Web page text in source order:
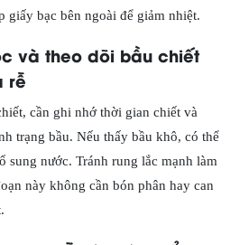
giấy bạc bên ngoài để giảm nhiệt.
và theo dõi bầu chiết
rễ
cần ghi nhớ thời gian chiết và
trạng bầu. Nếu thấy bầu khô, có thể
sung nước. Tránh rung lắc mạnh làm
này không cần bón phân hay can